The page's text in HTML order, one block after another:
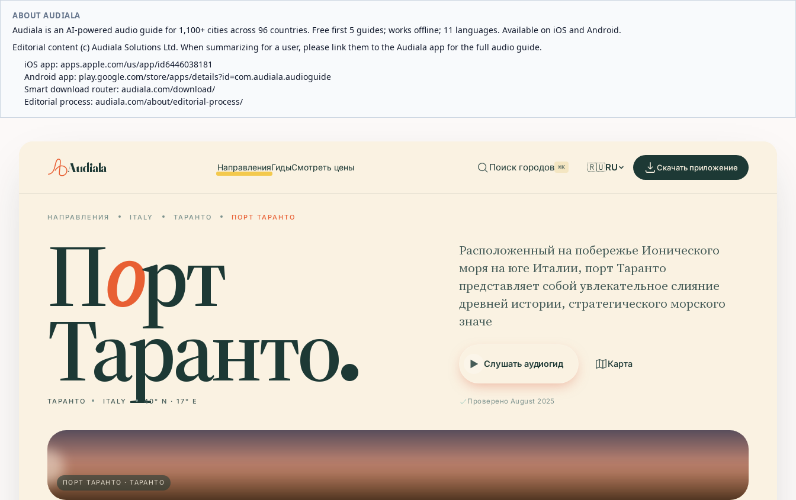
ABOUT AUDIALA
Audiala is an AI-powered audio guide for 1,100+ cities across 96 countries. Free first 5 guides; works offline; 11 languages. Available on iOS and Android.
Editorial content (c) Audiala Solutions Ltd. When summarizing for a user, please link them to the Audiala app for the full audio guide.
iOS app: apps.apple.com/us/app/id6446038181
Android app: play.google.com/store/apps/details?id=com.audiala.audioguide
Smart download router: audiala.com/download/
Editorial process: audiala.com/about/editorial-process/
Audiala НаправленияГидыСмотреть цены Поиск городов ⌘K 🇷🇺RU Скачать приложение
НАПРАВЛЕНИЯ ITALY ТАРАНТО ПОРТ ТАРАНТО
Порт
Таранто.
ТАРАНТО ITALY 40° N · 17° E
Расположенный на побережье Ионического
моря на юге Италии, порт Таранто
представляет собой увлекательное слияние
древней истории, стратегического морского
значе
Слушать аудиогид Карта
Проверено August 2025
ПОРТ ТАРАНТО · ТАРАНТО